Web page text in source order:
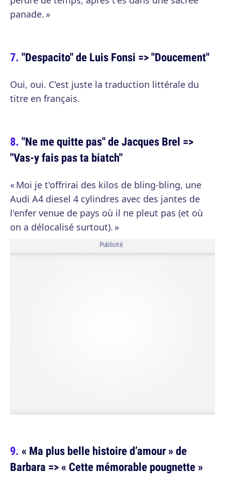
panade. »
"Despacito" de Luis Fonsi => "Doucement"
Oui, oui. C'est juste la traduction littérale du
titre en français.
"Ne me quitte pas" de Jacques Brel =>
"Vas-y fais pas ta biatch"
« Moi je t'offrirai des kilos de bling-bling, une
Audi A4 diesel 4 cylindres avec des jantes de
l'enfer venue de pays où il ne pleut pas (et où
on a délocalisé surtout). »
Publicité
« Ma plus belle histoire d’amour » de
Barbara => « Cette mémorable pougnette »